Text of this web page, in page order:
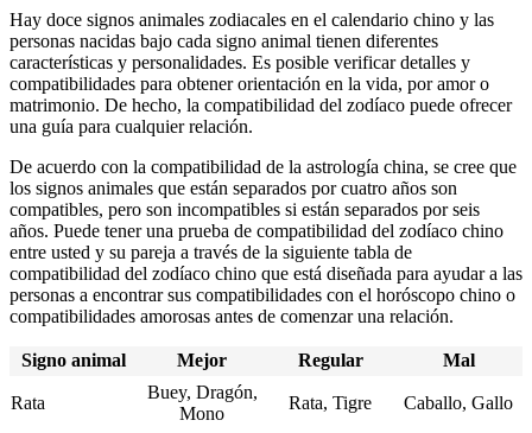
Hay doce signos animales zodiacales en el calendario chino y las
personas nacidas bajo cada signo animal tienen diferentes
características y personalidades. Es posible verificar detalles y
compatibilidades para obtener orientación en la vida, por amor o
matrimonio. De hecho, la compatibilidad del zodíaco puede ofrecer
una guía para cualquier relación.
De acuerdo con la compatibilidad de la astrología china, se cree que
los signos animales que están separados por cuatro años son
compatibles, pero son incompatibles si están separados por seis
años. Puede tener una prueba de compatibilidad del zodíaco chino
entre usted y su pareja a través de la siguiente tabla de
compatibilidad del zodíaco chino que está diseñada para ayudar a las
personas a encontrar sus compatibilidades con el horóscopo chino o
compatibilidades amorosas antes de comenzar una relación.
Signo animal Mejor Regular Mal
Rata
Buey, Dragón,
Mono
Rata, Tigre Caballo, Gallo